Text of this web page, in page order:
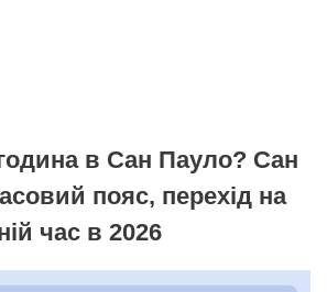
в Сан Пауло? Сан
пояс, перехід на
час в 2026